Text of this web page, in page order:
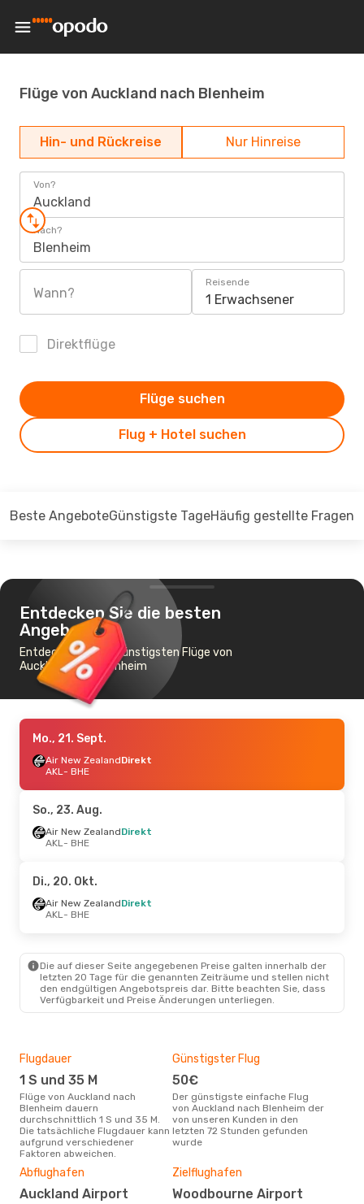
Flüge von Auckland nach Blenheim
Hin- und Rückreise Nur Hinreise
Von?
Auckland
Nach?
Blenheim
Wann?
Reisende
1 Erwachsener
Direktflüge
Flug + Hotel suchen
Flüge suchen
Beste AngeboteGünstigste TageHäufig gestellte Fragen
Entdecken Sie die besten
Angebote
Entdecken Sie die günstigsten Flüge von
Auckland nach Blenheim
Mo., 21. Sept.
Air New ZealandDirekt
AKL- BHE
So., 23. Aug.
Air New ZealandDirekt
AKL- BHE
Di., 20. Okt.
Air New ZealandDirekt
AKL- BHE
Die auf dieser Seite angegebenen Preise galten innerhalb der
letzten 20 Tage für die genannten Zeiträume und stellen nicht
den endgültigen Angebotspreis dar. Bitte beachten Sie, dass
Verfügbarkeit und Preise Änderungen unterliegen.
Flugdauer
1 S und 35 M
Flüge von Auckland nach
Blenheim dauern
durchschnittlich 1 S und 35 M.
Die tatsächliche Flugdauer kann
aufgrund verschiedener
Faktoren abweichen.
Günstigster Flug
50€
Der günstigste einfache Flug
von Auckland nach Blenheim der
von unseren Kunden in den
letzten 72 Stunden gefunden
wurde
Abflughafen
Auckland Airport
Zielflughafen
Woodbourne Airport